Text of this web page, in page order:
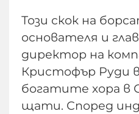
Този скок на
основателя и
директор на
Кристофър Руди
богатите хора в
щати. Според